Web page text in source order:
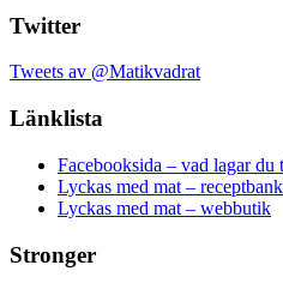
Twitter
Tweets av @Matikvadrat
Länklista
Facebooksida – vad lagar
Lyckas med mat – receptbank
Lyckas med mat – webbutik
Stronger